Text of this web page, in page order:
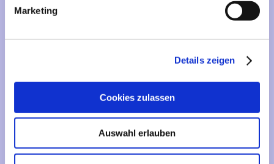
Marketing
Details zeigen
Cookies zulassen
Auswahl erlauben
Informationen
Liefer- und Versandkosten
Impressum
Sitemap